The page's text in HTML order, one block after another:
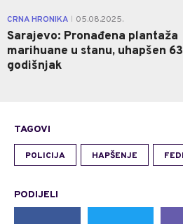
CRNA HRONIKA 05.08.2025.
Sarajevo: Pronađena plantaža
marihuane u stanu, uhapšen
godišnjak
TAGOVI
POLICIJA HAPŠENJE
PODIJELI